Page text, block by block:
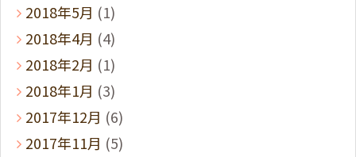
2018年5月 (1)
2018年4月 (4)
2018年2月 (1)
2018年1月 (3)
2017年12月 (6)
2017年11月 (5)